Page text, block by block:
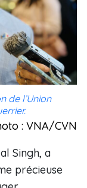
de l’Union
: VNA/CVN
Singh, a
précieuse